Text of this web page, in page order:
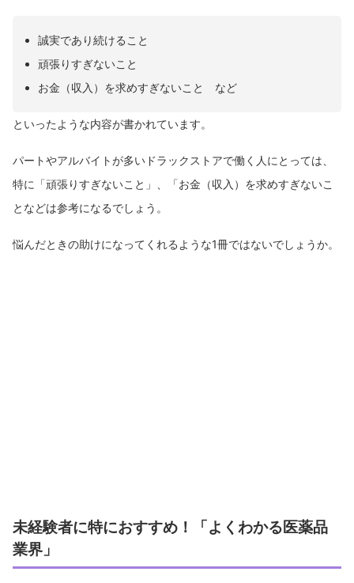
誠実であり続けること
頑張りすぎないこと
お金（収入）を求めすぎないこと など
といったような内容が書かれています。
パートやアルバイトが多いドラックストアで働く人にとっては、
特に「頑張りすぎないこと」、「お金（収入）を求めすぎないこ
となどは参考になるでしょう。
悩んだときの助けになってくれるような1冊ではないでしょうか。
未経験者に特におすすめ！「よくわかる医薬品
業界」